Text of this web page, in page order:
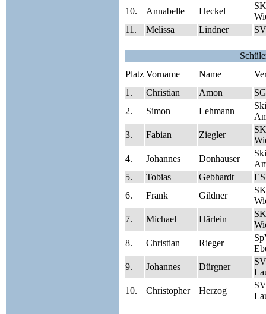
10. Annabelle Heckel
11.
Melissa Lindner
Platz Vorname Name
1.
Christian Amon
2.
Simon Lehmann
3.
Fabian Ziegler
4.
Johannes Donhauser
5.
Tobias Gebhardt
6.
Frank Gildner
7.
Michael Härlein
8.
Christian Rieger
9.
Johannes Dürgner
10.
Christopher Herzog